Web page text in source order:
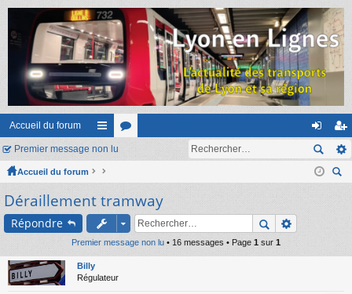
Accueil du forum
ac
co
ur
ci
s
m
on
ne
ns
cri
Premier message non lu
Accueil du forum
Déraillement tramway
Répondre
Premier message non lu • 16 messages • Page 1 sur 1
Billy
Régulateur